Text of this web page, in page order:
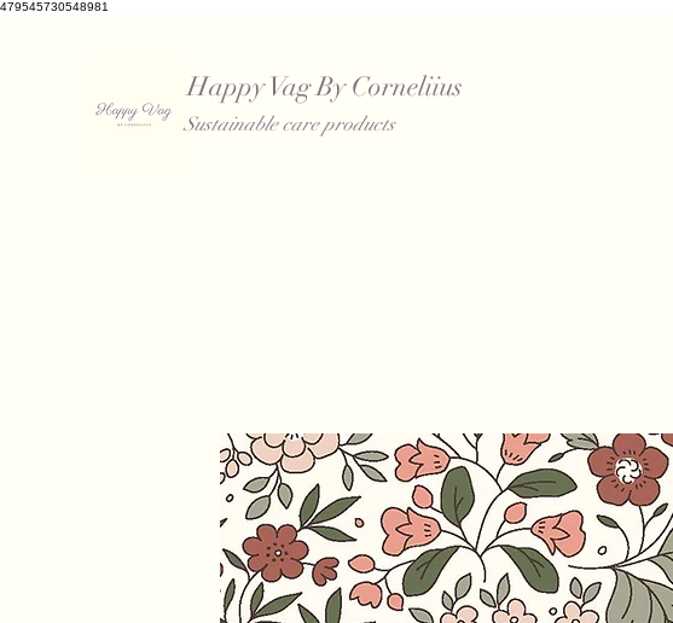
479545730548981
Happy Vag By Corneliius
Sustainable care products